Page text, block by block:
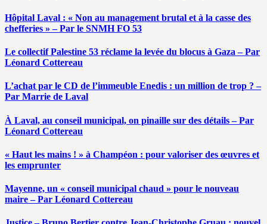
Hôpital Laval : « Non au management brutal et à la casse des
chefferies » – Par le SNMH FO 53
Le collectif Palestine 53 réclame la levée du blocus à Gaza – Par
Léonard Cottereau
L’achat par le CD de l’immeuble Enedis : un million de trop ? –
Par Marrie de Laval
À Laval, au conseil municipal, on pinaille sur des détails – Par
Léonard Cottereau
« Haut les mains ! » à Champéon : pour valoriser des œuvres et
les emprunter
Mayenne, un « conseil municipal chaud » pour le nouveau
maire – Par Léonard Cottereau